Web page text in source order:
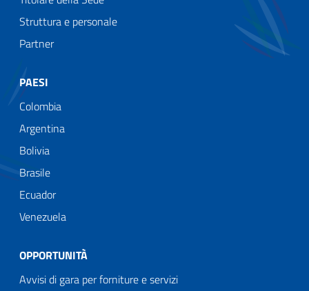
Struttura e personale
Partner
PAESI
Colombia
Argentina
Bolivia
Brasile
Ecuador
Venezuela
OPPORTUNITÀ
Avvisi di gara per forniture e servizi